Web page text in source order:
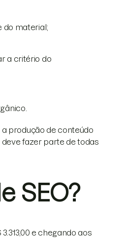
do material;
a critério do
produção de conteúdo
deve fazer parte de todas
SEO?
e chegando aos